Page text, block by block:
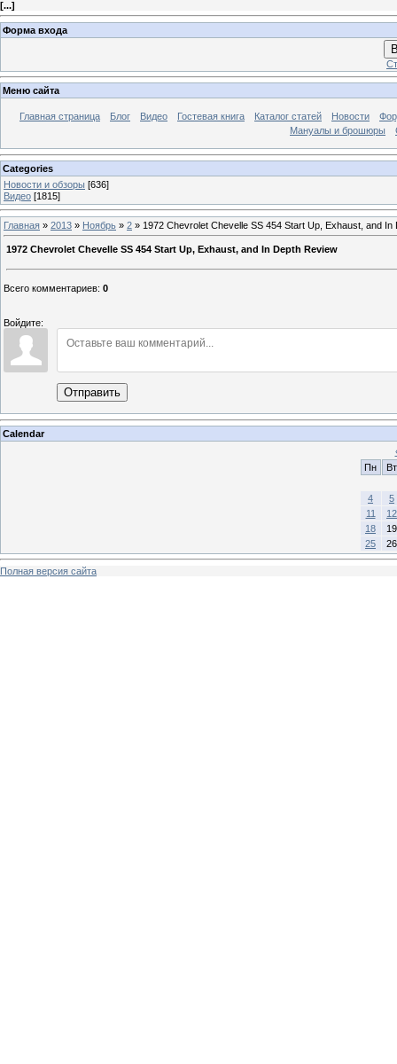
[...]
Форма входа
Меню сайта
Главная страница Блог Видео Гостевая книга Каталог статей Новости
Мануалы и брошюры
Categories
Новости и обзоры [636]
Видео [1815]
Главная » 2013 » Ноябрь » 2 » 1972 Chevrolet Chevelle SS 454 Start Up, Exhaust, and In
1972 Chevrolet Chevelle SS 454 Start Up, Exhaust, and In Depth Review
Всего комментариев: 0
Войдите:
Отправить
Calendar
Пн
Вт
4
5
11
12
18
19
25
26
Полная версия сайта